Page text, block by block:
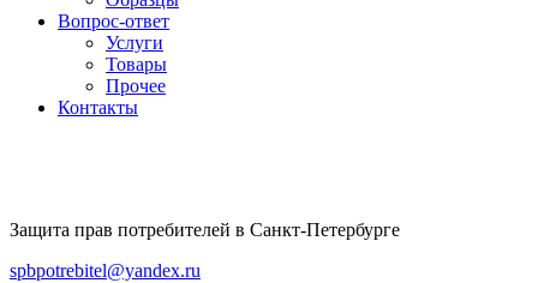
Вопрос-ответ
Услуги
Товары
Прочее
Контакты
Защита прав потребителей в Санкт-Петербурге
spbpotrebitel@yandex.ru